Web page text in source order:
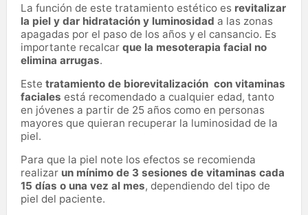
La función de este tratamiento estético es revitalizar
la piel y dar hidratación y luminosidad a las zonas
apagadas por el paso de los años y el cansancio. Es
importante recalcar que la mesoterapia facial no
elimina arrugas.
Este tratamiento de biorevitalización con vitaminas
faciales está recomendado a cualquier edad, tanto
en jóvenes a partir de 25 años como en personas
mayores que quieran recuperar la luminosidad de la
piel.
Para que la piel note los efectos se recomienda
realizar un mínimo de 3 sesiones de vitaminas cada
15 días o una vez al mes, dependiendo del tipo de
piel del paciente.